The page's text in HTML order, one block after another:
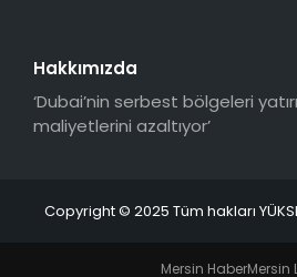
Hakkımızda
‘Dubai’nin serbest bölgeleri
maliyetlerini azaltıyor’
Copyright © 2025 Tüm hakları
Mersin HaberMersin